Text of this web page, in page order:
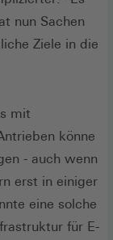
nun Sachen
Ziele in die
mit
könne
- auch wenn
erst in einiger
eine solche
für E-